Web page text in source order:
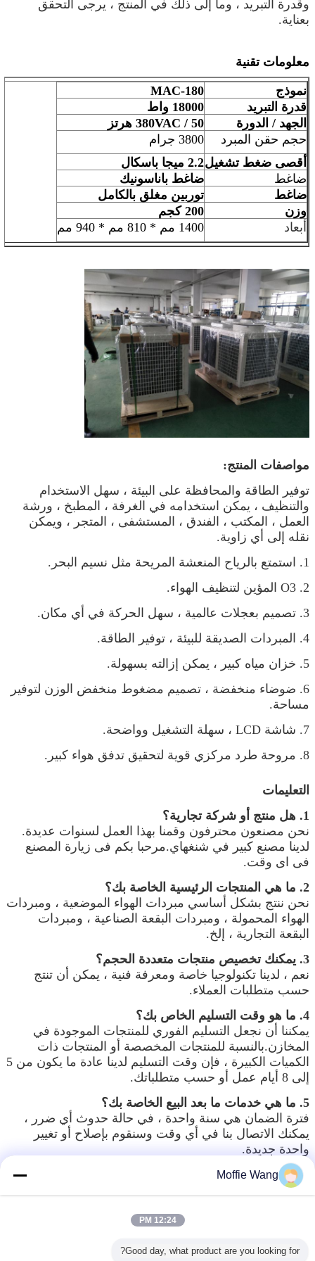
وقدرة التبريد ، وما إلى ذلك في المنتج ، يرجى التحقق
بعناية.
معلومات تقنية
نموذج
MAC-180
قدرة التبريد
18000 واط
الجهد / الدورة
380VAC / 50 هرتز
حجم حقن المبرد
3800 جرام
أقصى ضغط تشغيل2.2 ميجا باسكال
ضاغط
ضاغط باناسونيك
ضاغط
توربين مغلق بالكامل
وزن
200 كجم
أبعاد
1400 مم * 810 مم * 940 مم
مواصفات المنتج:
توفير الطاقة والمحافظة على البيئة ، سهل الاستخدام
والتنظيف ، يمكن استخدامه في الغرفة ، المطبخ ، ورشة
العمل ، المكتب ، الفندق ، المستشفى ، المتجر ، ويمكن
نقله إلى أي زاوية.
1. استمتع بالرياح المنعشة المريحة مثل نسيم البحر.
2. O3 المؤين لتنظيف الهواء.
3. تصميم بعجلات عالمية ، سهل الحركة في أي مكان.
4. المبردات الصديقة للبيئة ، توفير الطاقة.
5. خزان مياه كبير ، يمكن إزالته بسهولة.
6. ضوضاء منخفضة ، تصميم مضغوط منخفض الوزن لتوفير
مساحة.
7. شاشة LCD ، سهلة التشغيل وواضحة.
8. مروحة طرد مركزي قوية لتحقيق تدفق هواء كبير.
التعليمات
1. هل منتج أو شركة تجارية؟
نحن مصنعون محترفون وقمنا بهذا العمل لسنوات عديدة.
لدينا مصنع كبير في شنغهاي.مرحبا بكم فى زيارة المصنع
فى اى وقت.
2. ما هي المنتجات الرئيسية الخاصة بك؟
نحن ننتج بشكل أساسي مبردات الهواء الموضعية ، ومبردات
الهواء المحمولة ، ومبردات البقعة الصناعية ، ومبردات
البقعة التجارية ، إلخ.
3. يمكنك تخصيص منتجات متعددة الحجم؟
نعم ، لدينا تكنولوجيا خاصة ومعرفة فنية ، يمكن أن تنتج
حسب متطلبات العملاء.
4. ما هو وقت التسليم الخاص بك؟
يمكننا أن نجعل التسليم الفوري للمنتجات الموجودة في
المخازن.بالنسبة للمنتجات المخصصة أو المنتجات ذات
الكميات الكبيرة ، فإن وقت التسليم لدينا عادة ما يكون من 5
إلى 8 أيام عمل أو حسب متطلباتك.
5. ما هي خدمات ما بعد البيع الخاصة بك؟
فترة الضمان هي سنة واحدة ، في حالة حدوث أي ضرر ،
يمكنك الاتصال بنا في أي وقت وسنقوم بإصلاح أو تغيير
واحدة جديدة.
بطاقة:بقعة مكيف الهواء المحمولة
بقعة مكيف الهواء برودة,نظام التبريد المحمولة
احصل على افضل سعر ل
Moffie Wang
12:24 PM
Good day, what product are you looking for?